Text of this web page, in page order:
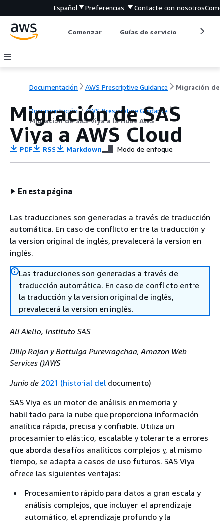
Español Preferencias Contacte con nosotros
Comenzar Guías de servicio
Documentación AWS Prescriptive Guidance
Documentación
AWS Prescriptive Guidance
Migración de SAS Viya a la nube AWS
Migración de SAS
Viya a AWS Cloud
PDF RSS Markdown Modo de enfoque
En esta página
Las traducciones son generadas a través de traducción
automática. En caso de conflicto entre la traducción y
la version original de inglés, prevalecerá la version en
inglés.
Las traducciones son generadas a través de
traducción automática. En caso de conflicto entre
la traducción y la version original de inglés,
prevalecerá la version en inglés.
Ali Aiello, Instituto SAS
Dilip Rajan y Battulga Purevragchaa, Amazon Web
Services ()AWS
Junio de 2021 (historial del documento)
SAS Viya es un motor de análisis en memoria y
habilitado para la nube que proporciona información
analítica rápida, precisa y confiable. Utiliza un
procesamiento elástico, escalable y tolerante a errores
que aborda desafíos analíticos complejos y, al mismo
tiempo, se adapta a casos de uso futuros. SAS Viya
ofrece las siguientes ventajas:
Procesamiento rápido para datos a gran escala y
análisis complejos, que incluyen el aprendizaje
automático, el aprendizaje profundo y la